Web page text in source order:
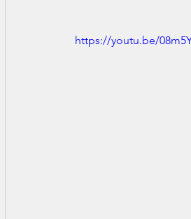
https://youtu.be/